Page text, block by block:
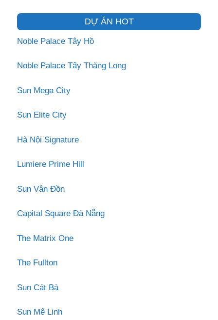
DỰ ÁN HOT
Noble Palace Tây Hồ
Noble Palace Tây Thăng Long
Sun Mega City
Sun Elite City
Hà Nội Signature
Lumiere Prime Hill
Sun Vân Đồn
Capital Square Đà Nẵng
The Matrix One
The Fullton
Sun Cát Bà
Sun Mê Linh